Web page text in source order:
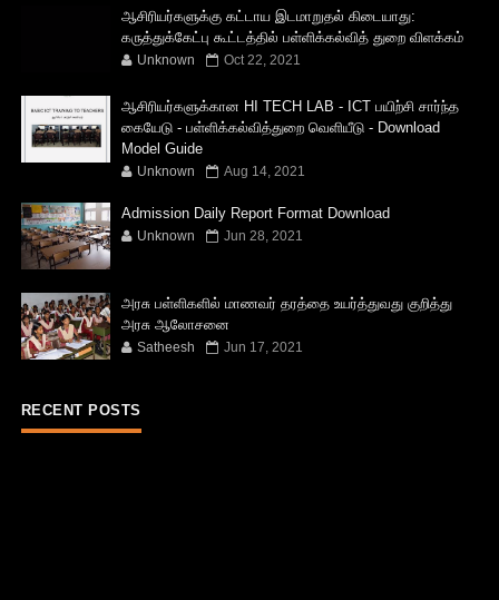
ஆசிரியர்களுக்கு கட்டாய இடமாறுதல் கிடையாது:
கருத்துக்கேட்பு கூட்டத்தில் பள்ளிக்கல்வித் துறை விளக்கம்
Unknown Oct 22, 2021
ஆசிரியர்களுக்கான HI TECH LAB - ICT பயிற்சி சார்ந்த
கையேடு - பள்ளிக்கல்வித்துறை வெளியீடு - Download
Model Guide
Unknown Aug 14, 2021
Admission Daily Report Format Download
Unknown Jun 28, 2021
அரசு பள்ளிகளில் மாணவர் தரத்தை உயர்த்துவது குறித்து
அரசு ஆலோசனை
Satheesh Jun 17, 2021
RECENT POSTS